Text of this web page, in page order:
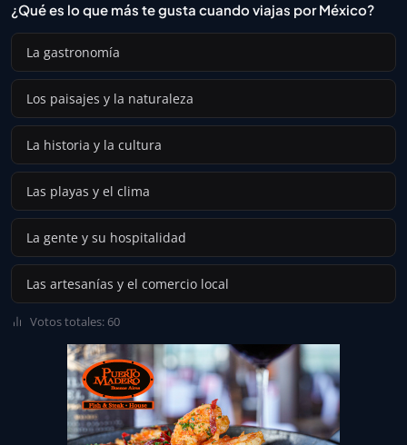
¿Qué es lo que más te gusta cuando viajas por México?
La gastronomía
Los paisajes y la naturaleza
La historia y la cultura
Las playas y el clima
La gente y su hospitalidad
Las artesanías y el comercio local
Votos totales: 60